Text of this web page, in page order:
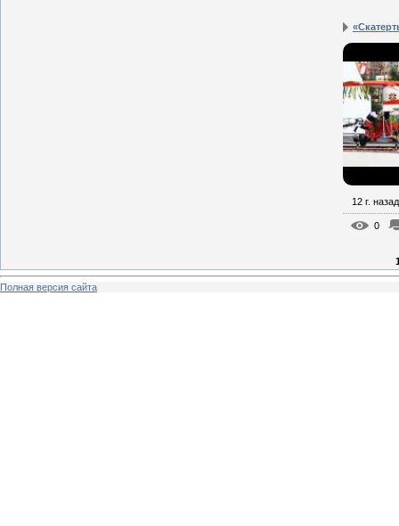
12 г. назад
0
Полная версия сайта